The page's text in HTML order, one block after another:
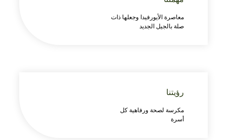
معاصرة الأيورفيدا وجعلها ذات
صلة بالجيل الجديد
رؤيتنا
مكرسة لصحة ورفاهية كل
أسرة